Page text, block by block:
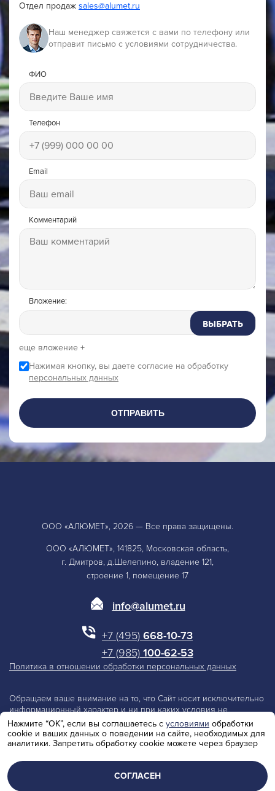
Отдел продаж sales@alumet.ru
Наш менеджер свяжется с вами по телефону или
отправит письмо с условиями сотрудничества.
ФИО
Телефон
Email
Комментарий
Вложение:
ВЫБРАТЬ
еще вложение +
Нажимая кнопку, вы даете согласие на обработку
персональных данных
ОТПРАВИТЬ
ООО «АЛЮМЕТ», 2026 — Все права защищены.
ООО «АЛЮМЕТ», 141825, Московская область,
г. Дмитров, д.Шелепино, владение 121,
строение 1, помещение 17
info@alumet.ru
+7 (495) 668-10-73
+7 (985)100-62-53
Политика в отношении обработки персональных данных
Обращаем ваше внимание на то, что Сайт носит исключительно
информационный характер и ни при каких условия не
является публичной офертой, определяемой положениями
Статьи 437 Гражданского Кодекса Российской Федерации.
Производитель оставляет за собой право изменять параметры
Нажмите “ОК”, если вы соглашаетесь с условиями обработки
cookie и ваших данных о поведении на сайте, необходимых для
аналитики. Запретить обработку cookie можете через браузер
СОГЛАСЕН